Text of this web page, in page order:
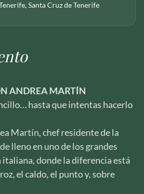
, Santa Cruz de Tenerife
ANDREA MARTÍN
hasta que intentas hacerlo
Martín, chef residente de la
lleno en uno de los grandes
italiana, donde la diferencia está
el caldo, el punto y, sobre